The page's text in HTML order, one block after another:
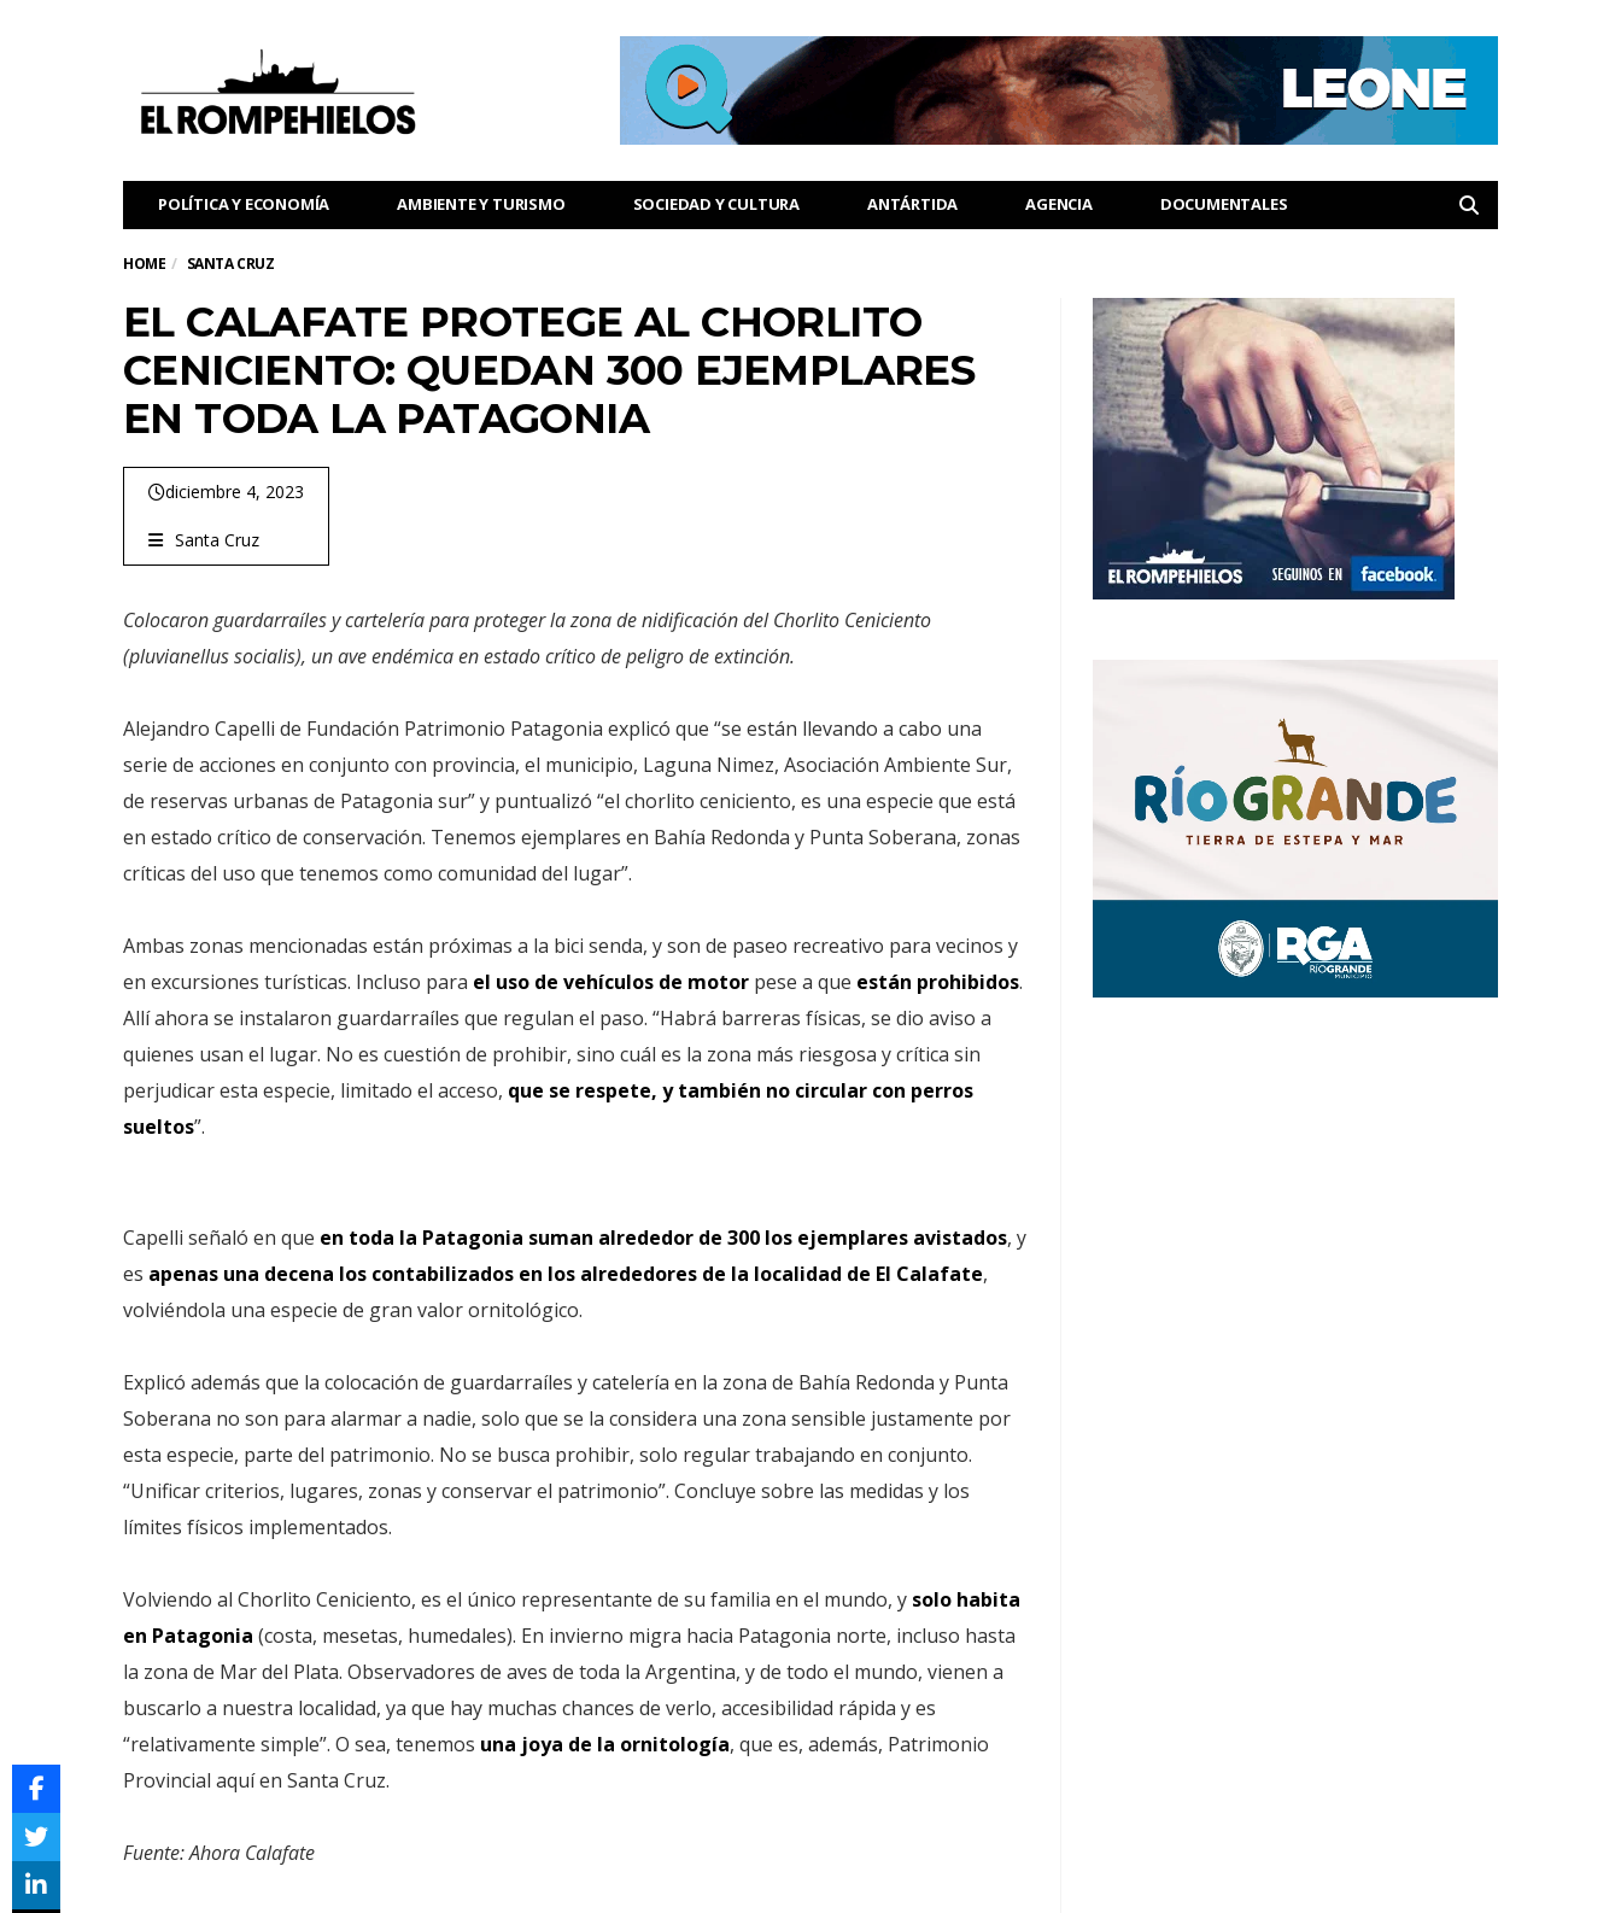
POLÍTICA Y ECONOMÍA AMBIENTE Y TURISMO SOCIEDAD Y CULTURA ANTÁRTIDA AGENCIA DOCUMENTALES
HOME SANTA CRUZ
EL CALAFATE PROTEGE AL CHORLITO
CENICIENTO: QUEDAN 300 EJEMPLARES
EN TODA LA PATAGONIA
diciembre 4, 2023
Santa Cruz
Colocaron guardarraíles y cartelería para proteger la zona de nidificación del Chorlito Ceniciento
(pluvianellus socialis), un ave endémica en estado crítico de peligro de extinción.
Alejandro Capelli de Fundación Patrimonio Patagonia explicó que “se están llevando a cabo una
serie de acciones en conjunto con provincia, el municipio, Laguna Nimez, Asociación Ambiente Sur,
de reservas urbanas de Patagonia sur” y puntualizó “el chorlito ceniciento, es una especie que está
en estado crítico de conservación. Tenemos ejemplares en Bahía Redonda y Punta Soberana, zonas
críticas del uso que tenemos como comunidad del lugar”.
Ambas zonas mencionadas están próximas a la bici senda, y son de paseo recreativo para vecinos y
en excursiones turísticas. Incluso para el uso de vehículos de motor pese a que están prohibidos.
Allí ahora se instalaron guardarraíles que regulan el paso. “Habrá barreras físicas, se dio aviso a
quienes usan el lugar. No es cuestión de prohibir, sino cuál es la zona más riesgosa y crítica sin
perjudicar esta especie, limitado el acceso, que se respete, y también no circular con perros
sueltos”.
Capelli señaló en que en toda la Patagonia suman alrededor de 300 los ejemplares avistados, y
es apenas una decena los contabilizados en los alrededores de la localidad de El Calafate,
volviéndola una especie de gran valor ornitológico.
Explicó además que la colocación de guardarraíles y catelería en la zona de Bahía Redonda y Punta
Soberana no son para alarmar a nadie, solo que se la considera una zona sensible justamente por
esta especie, parte del patrimonio. No se busca prohibir, solo regular trabajando en conjunto.
“Unificar criterios, lugares, zonas y conservar el patrimonio”. Concluye sobre las medidas y los
límites físicos implementados.
Volviendo al Chorlito Ceniciento, es el único representante de su familia en el mundo, y solo habita
en Patagonia (costa, mesetas, humedales). En invierno migra hacia Patagonia norte, incluso hasta
la zona de Mar del Plata. Observadores de aves de toda la Argentina, y de todo el mundo, vienen a
buscarlo a nuestra localidad, ya que hay muchas chances de verlo, accesibilidad rápida y es
“relativamente simple”. O sea, tenemos una joya de la ornitología, que es, además, Patrimonio
Provincial aquí en Santa Cruz.
Fuente: Ahora Calafate